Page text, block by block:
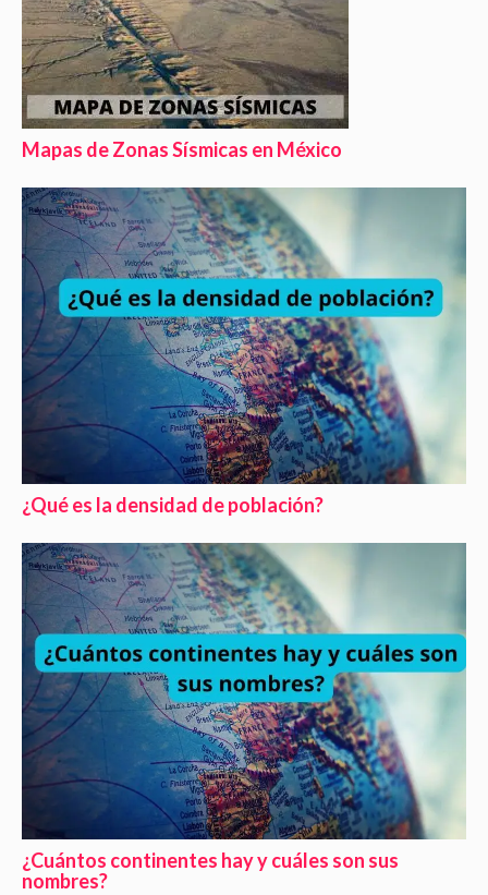
Mapas de Zonas Sísmicas en México
¿Qué es la densidad de población?
¿Cuántos continentes hay y cuáles son sus
nombres?